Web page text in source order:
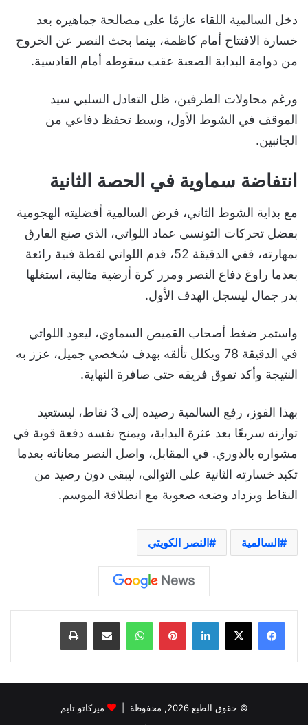
دخل السالمية اللقاء عازمًا على مصالحة جماهيره بعد
خسارة الافتتاح أمام كاظمة، بينما بحث النصر عن الخروج
من دوامة البداية الصعبة عقب سقوطه أمام القادسية.
ورغم محاولات الطرفين، ظل التعادل السلبي سيد
الموقف في الشوط الأول، وسط تحفظ دفاعي من
الجانبين.
انتفاضة سماوية في الحصة الثانية
مع بداية الشوط الثاني، فرض السالمية أفضليته الهجومية
بفضل تحركات التونسي عماد اللواتي، الذي صنع الفارق
بمهارته، ففي الدقيقة 52، قدم اللواتي لقطة فنية رائعة
بعدما راوغ دفاع النصر ومرر كرة أرضية مثالية، استغلها
بدر جمال ليسجل الهدف الأول.
واستمر ضغط أصحاب القميص السماوي، ليعود اللواتي
في الدقيقة 78 ويكلل تألقه بهدف شخصي جميل، عزز به
النتيجة وأكد تفوق فريقه حتى صافرة النهاية.
بهذا الفوز، رفع السالمية رصيده إلى 3 نقاط، ليستعيد
توازنه سريعًا بعد عثرة البداية، ويمنح نفسه دفعة قوية في
مشواره بالدوري. في المقابل، واصل النصر معاناته بعدما
تكبد خسارته الثانية على التوالي، ليبقى دون رصيد من
النقاط ويزداد وضعه صعوبة مع انطلاقة الموسم.
السالمية النصر الكويتي
لينكدإن بينتيريست واتساب
© حقوق الطبع 2026, محفوظة |
ميركاتو تايم